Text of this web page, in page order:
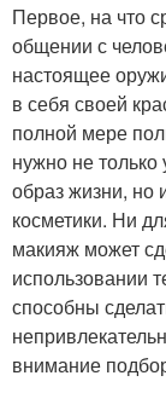
Первое, на что
общении с
настоящее
в себя своей
полной мере
нужно не
образ жизни, но
косметики. Ни
макияж может
использовании
способны
внимание